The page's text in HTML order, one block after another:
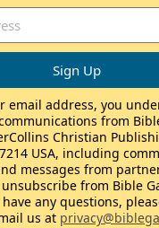
email address, you
from
Christian
USA, including
messages from
from Bible
any questions,
us at